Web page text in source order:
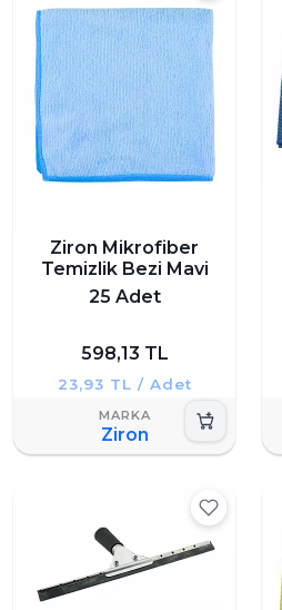
Ziron Mikrofiber
Temizlik Bezi Mavi
25 Adet
598,13 TL
23,93 TL / Adet
Ziron